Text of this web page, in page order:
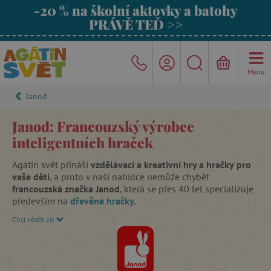
-20 % na školní aktovky a batohy
PRÁVĚ TEĎ >>
Menu
Janod
Janod: Francouzský výrobce
inteligentních hraček
Agátin svět přináší vzdělávací a kreativní hry a hračky pro
vaše děti, a proto v naší nabídce nemůže chybět
francouzská značka Janod, která se přes 40 let specializuje
především na dřevěné hračky.
V oblasti dřevěných hraček je firma Janod na
francouzském trhu naprostou špičkou
okouzlujícíhudební nástroje
Chci vědět víc